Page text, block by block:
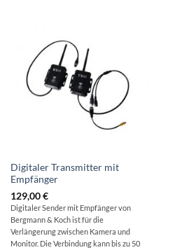
Digitaler Transmitter mit
Empfänger
129,00€
Digitaler Sender mit Empfänger von
Bergmann & Koch ist für die
Verlängerung zwischen Kamera und
Monitor. Die Verbindung kann bis zu 50